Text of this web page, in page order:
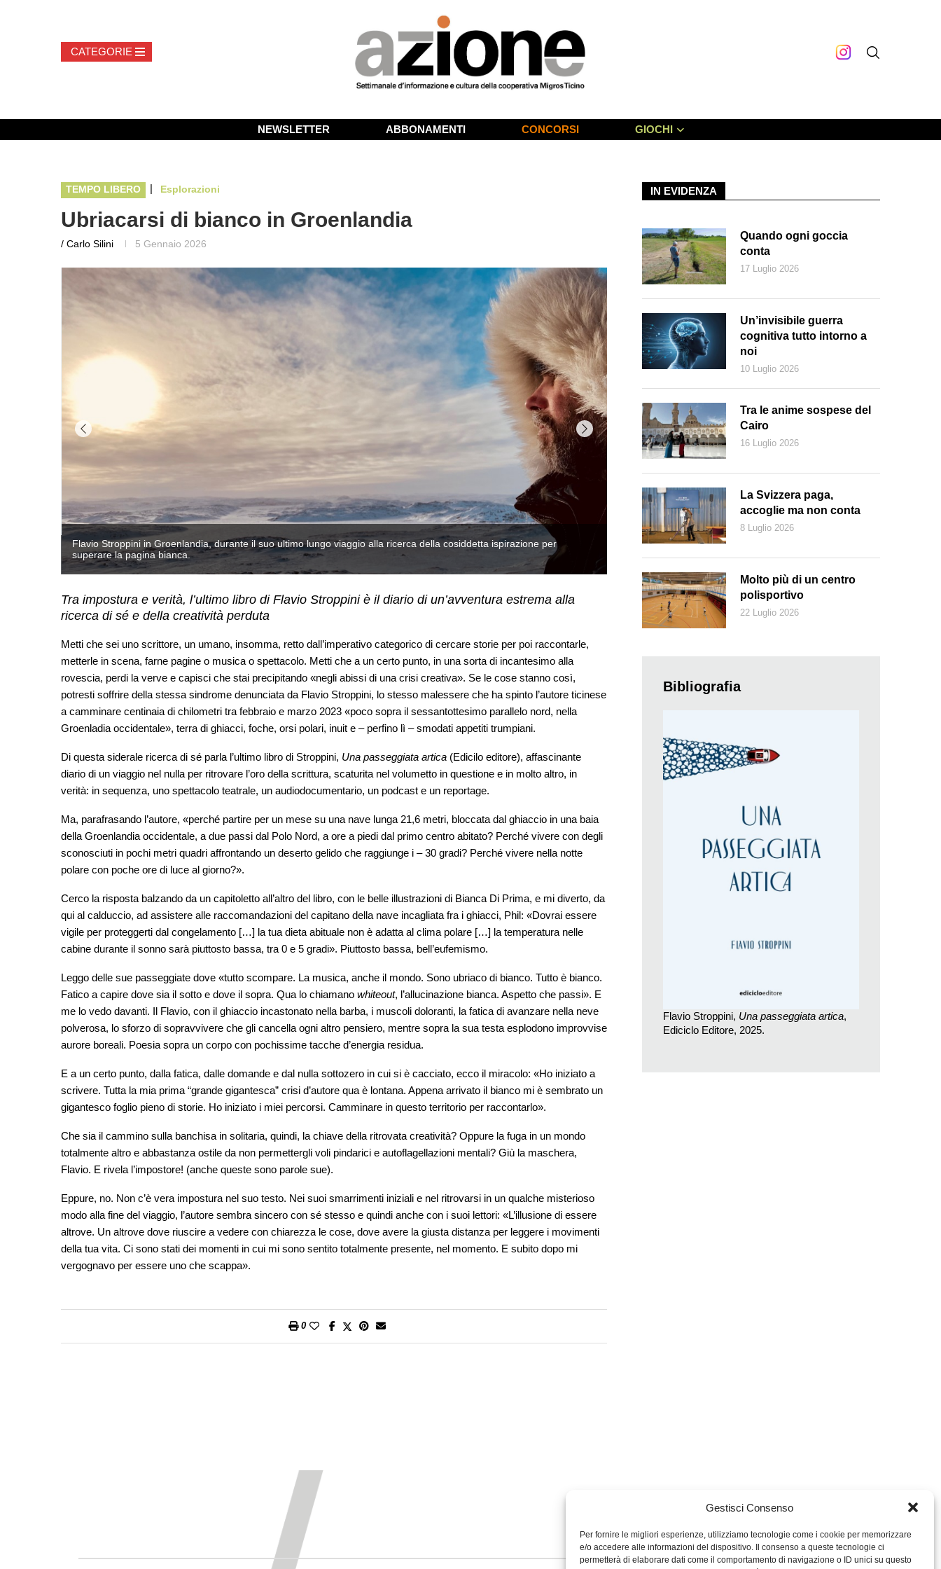
Gestisci Consenso
Per fornire le migliori esperienze, utilizziamo tecnologie come i cookie per memorizzare
e/o accedere alle informazioni del dispositivo. Il consenso a queste tecnologie ci
permetterà di elaborare dati come il comportamento di navigazione o ID unici su questo
NEWSLETTER ABBONAMENTI CONCORSI GIOCHI
TEMPO LIBERO | Esplorazioni
Ubriacarsi di bianco in Groenlandia
/ Carlo Silini 5 Gennaio 2026
Immagine della copertina di "Una passeggiata artica"
Flavio Stroppini in Groenlandia, durante il suo ultimo lungo viaggio alla
superare la pagina bianca.
Tra impostura e verità, l’ultimo libro di Flavio Stroppini è il diario di un’avventura estrema alla
ricerca di sé e della creatività perduta
Metti che sei uno scrittore, un umano, insomma, retto dall’imperativo categorico di cercare storie per poi raccontarle,
metterle in scena, farne pagine o musica o spettacolo. Metti che a un certo punto, in una sorta di incantesimo alla
rovescia, perdi la verve e capisci che stai precipitando «negli abissi di una crisi creativa». Se le cose stanno così,
potresti soffrire della stessa sindrome denunciata da Flavio Stroppini, lo stesso malessere che ha spinto l’autore ticinese
a camminare centinaia di chilometri tra febbraio e marzo 2023 «poco sopra il sessantottesimo parallelo nord, nella
Groenladia occidentale», terra di ghiacci, foche, orsi polari, inuit e – perfino lì – smodati appetiti trumpiani.
Di questa siderale ricerca di sé parla l’ultimo libro di Stroppini, Una passeggiata artica (Edicilo editore), affascinante
diario di un viaggio nel nulla per ritrovare l’oro della scrittura, scaturita nel volumetto in questione e in molto altro, in
verità: in sequenza, uno spettacolo teatrale, un audiodocumentario, un podcast e un reportage.
Ma, parafrasando l’autore, «perché partire per un mese su una nave lunga 21,6 metri, bloccata dal ghiaccio in una baia
della Groenlandia occidentale, a due passi dal Polo Nord, a ore a piedi dal primo centro abitato? Perché vivere con degli
sconosciuti in pochi metri quadri affrontando un deserto gelido che raggiunge i – 30 gradi? Perché vivere nella notte
polare con poche ore di luce al giorno?».
Cerco la risposta balzando da un capitoletto all’altro del libro, con le belle illustrazioni di Bianca Di Prima, e mi diverto, da
qui al calduccio, ad assistere alle raccomandazioni del capitano della nave incagliata fra i ghiacci, Phil: «Dovrai essere
vigile per proteggerti dal congelamento […] la tua dieta abituale non è adatta al clima polare […] la temperatura nelle
cabine durante il sonno sarà piuttosto bassa, tra 0 e 5 gradi». Piuttosto bassa, bell’eufemismo.
Leggo delle sue passeggiate dove «tutto scompare. La musica, anche il mondo. Sono ubriaco di bianco. Tutto è bianco.
Fatico a capire dove sia il sotto e dove il sopra. Qua lo chiamano whiteout, l’allucinazione bianca. Aspetto che passi». E
me lo vedo davanti. Il Flavio, con il ghiaccio incastonato nella barba, i muscoli doloranti, la fatica di avanzare nella neve
polverosa, lo sforzo di sopravvivere che gli cancella ogni altro pensiero, mentre sopra la sua testa esplodono improvvise
aurore boreali. Poesia sopra un corpo con pochissime tacche d’energia residua.
E a un certo punto, dalla fatica, dalle domande e dal nulla sottozero in cui si è cacciato, ecco il miracolo: «Ho iniziato a
scrivere. Tutta la mia prima “grande gigantesca” crisi d’autore qua è lontana. Appena arrivato il bianco mi è sembrato un
gigantesco foglio pieno di storie. Ho iniziato i miei percorsi. Camminare in questo territorio per raccontarlo».
Che sia il cammino sulla banchisa in solitaria, quindi, la chiave della ritrovata creatività? Oppure la fuga in un mondo
totalmente altro e abbastanza ostile da non permettergli voli pindarici e autoflagellazioni mentali? Giù la maschera,
Flavio. E rivela l’impostore! (anche queste sono parole sue).
Eppure, no. Non c’è vera impostura nel suo testo. Nei suoi smarrimenti iniziali e nel ritrovarsi in un qualche misterioso
modo alla fine del viaggio, l’autore sembra sincero con sé stesso e quindi anche con i suoi lettori: «L’illusione di essere
altrove. Un altrove dove riuscire a vedere con chiarezza le cose, dove avere la giusta distanza per leggere i movimenti
della tua vita. Ci sono stati dei momenti in cui mi sono sentito totalmente presente, nel momento. E subito dopo mi
vergognavo per essere uno che scappa».
0
IN EVIDENZA
Quando ogni goccia
conta
17 Luglio 2026
Un’invisibile guerra
cognitiva tutto intorno a
noi
10 Luglio 2026
Tra le anime sospese del
Cairo
16 Luglio 2026
La Svizzera paga,
accoglie ma non conta
8 Luglio 2026
Molto più di un centro
polisportivo
22 Luglio 2026
Bibliografia
Flavio Stroppini, Una passeggiata artica,
Ediciclo Editore, 2025.